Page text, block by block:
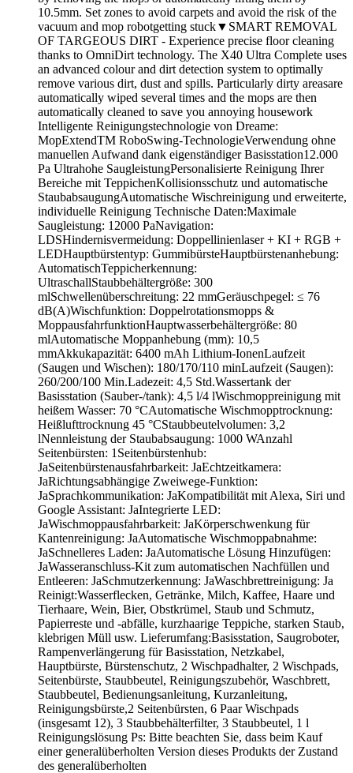
10.5mm. Set zones to avoid carpets and avoid the risk of the
vacuum and mop robotgetting stuck▼SMART REMOVAL
OF TARGEOUS DIRT - Experience precise floor cleaning
thanks to OmniDirt technology. The X40 Ultra Complete uses
an advanced colour and dirt detection system to optimally
remove various dirt, dust and spills. Particularly dirty areasare
automatically wiped several times and the mops are then
automatically cleaned to save you annoying housework
Intelligente Reinigungstechnologie von Dreame:
MopExtendTM RoboSwing-TechnologieVerwendung ohne
manuellen Aufwand dank eigenständiger Basisstation12.000
Pa Ultrahohe SaugleistungPersonalisierte Reinigung Ihrer
Bereiche mit TeppichenKollisionsschutz und automatische
StaubabsaugungAutomatische Wischreinigung und erweiterte,
individuelle Reinigung Technische Daten:Maximale
Saugleistung: 12000 PaNavigation:
LDSHindernisvermeidung: Doppellinienlaser + KI + RGB +
LEDHauptbürstentyp: GummibürsteHauptbürstenanhebung:
AutomatischTeppicherkennung:
UltraschallStaubbehältergröße: 300
mlSchwellenüberschreitung: 22 mmGeräuschpegel: ≤ 76
dB(A)Wischfunktion: Doppelrotationsmopps &
MoppausfahrfunktionHauptwasserbehältergröße: 80
mlAutomatische Moppanhebung (mm): 10,5
mmAkkukapazität: 6400 mAh Lithium-IonenLaufzeit
(Saugen und Wischen): 180/170/110 minLaufzeit (Saugen):
260/200/100 Min.Ladezeit: 4,5 Std.Wassertank der
Basisstation (Sauber-/tank): 4,5 l/4 lWischmoppreinigung mit
heißem Wasser: 70 °CAutomatische Wischmopptrocknung:
Heißlufttrocknung 45 °CStaubbeutelvolumen: 3,2
lNennleistung der Staubabsaugung: 1000 WAnzahl
Seitenbürsten: 1Seitenbürstenhub:
JaSeitenbürstenausfahrbarkeit: JaEchtzeitkamera:
JaRichtungsabhängige Zweiwege-Funktion:
JaSprachkommunikation: JaKompatibilität mit Alexa, Siri und
Google Assistant: JaIntegrierte LED:
JaWischmoppausfahrbarkeit: JaKörperschwenkung für
Kantenreinigung: JaAutomatische Wischmoppabnahme:
JaSchnelleres Laden: JaAutomatische Lösung Hinzufügen:
JaWasseranschluss-Kit zum automatischen Nachfüllen und
Entleeren: JaSchmutzerkennung: JaWaschbrettreinigung: Ja
Reinigt:Wasserflecken, Getränke, Milch, Kaffee, Haare und
Tierhaare, Wein, Bier, Obstkrümel, Staub und Schmutz,
Papierreste und -abfälle, kurzhaarige Teppiche, starken Staub,
klebrigen Müll usw. Lieferumfang:Basisstation, Saugroboter,
Rampenverlängerung für Basisstation, Netzkabel,
Hauptbürste, Bürstenschutz, 2 Wischpadhalter, 2 Wischpads,
Seitenbürste, Staubbeutel, Reinigungszubehör, Waschbrett,
Staubbeutel, Bedienungsanleitung, Kurzanleitung,
Reinigungsbürste,2 Seitenbürsten, 6 Paar Wischpads
(insgesamt 12), 3 Staubbehälterfilter, 3 Staubbeutel, 1 l
Reinigungslösung Ps: Bitte beachten Sie, dass beim Kauf
einer generalüberholten Version dieses Produkts der Zustand
des generalüberholten